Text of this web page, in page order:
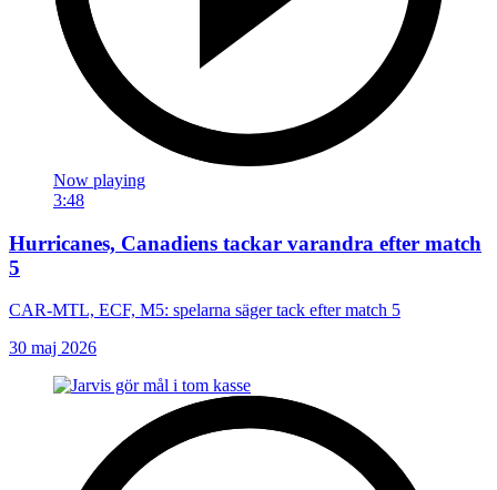
Now playing
3:48
Hurricanes, Canadiens tackar varandra efter match
5
CAR-MTL, ECF, M5: spelarna säger tack efter match 5
30 maj 2026